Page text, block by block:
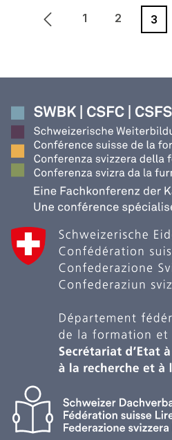
1 2 3